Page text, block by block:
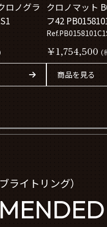
ロノグラ
クロノマット
フ42
￥1,754,500 (
商品を見る
ライトリング）